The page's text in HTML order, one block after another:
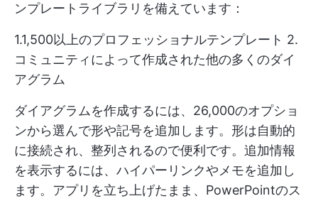
ンプレートライブラリを備えています：
1.1,500以上のプロフェッショナルテンプレート 2.
コミュニティによって作成された他の多くのダイ
アグラム
ダイアグラムを作成するには、26,000のオプショ
ンから選んで形や記号を追加します。形は自動的
に接続され、整列されるので便利です。追加情報
を表示するには、ハイパーリンクやメモを追加し
ます。アプリを立ち上げたまま、PowerPointのス